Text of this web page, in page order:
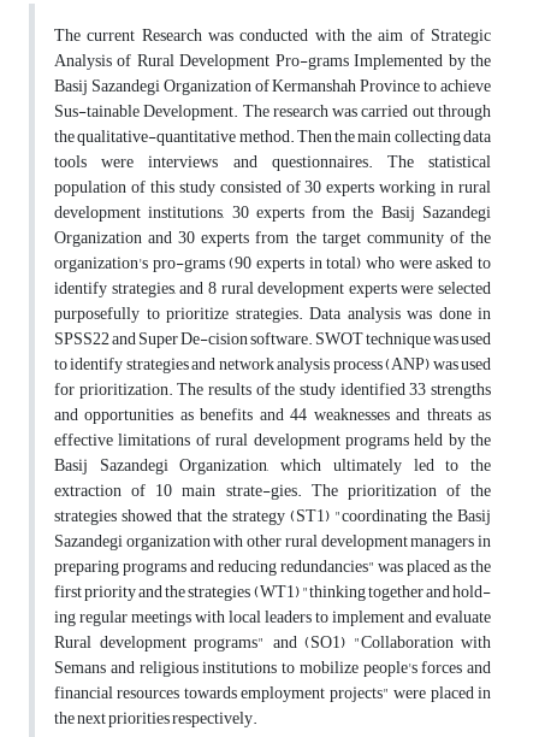
The current Research was conducted with the aim of Strategic
Analysis of Rural Development Pro-grams Implemented by the
Basij Sazandegi Organization of Kermanshah Province to achieve
Sus-tainable Development. The research was carried out through
the qualitative-quantitative method. Then the main collecting data
tools were interviews and questionnaires. The statistical
population of this study consisted of 30 experts working in rural
development institutions, 30 experts from the Basij Sazandegi
Organization and 30 experts from the target community of the
organization's pro-grams (90 experts in total) who were asked to
identify strategies, and 8 rural development experts were selected
purposefully to prioritize strategies. Data analysis was done in
SPSS22 and Super De-cision software. SWOT technique was used
to identify strategies and network analysis process (ANP) was used
for prioritization. The results of the study identified 33 strengths
and opportunities as benefits and 44 weaknesses and threats as
effective limitations of rural development programs held by the
Basij Sazandegi Organization, which ultimately led to the
extraction of 10 main strate-gies. The prioritization of the
strategies showed that the strategy (ST1) "coordinating the Basij
Sazandegi organization with other rural development managers in
preparing programs and reducing redundancies" was placed as the
first priority and the strategies (WT1) "thinking together and hold-
ing regular meetings with local leaders to implement and evaluate
Rural development programs" and (SO1) "Collaboration with
Semans and religious institutions to mobilize people's forces and
financial resources towards employment projects" were placed in
the next priorities respectively.